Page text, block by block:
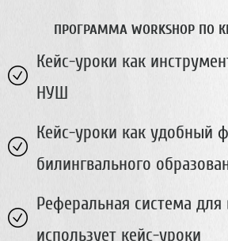
ПРОГРАММА WORKSHOP ПО
Кейс-уроки как
НУШ
Кейс-уроки как удобный
билингвального
Реферальная система для
использует кейс-уроки